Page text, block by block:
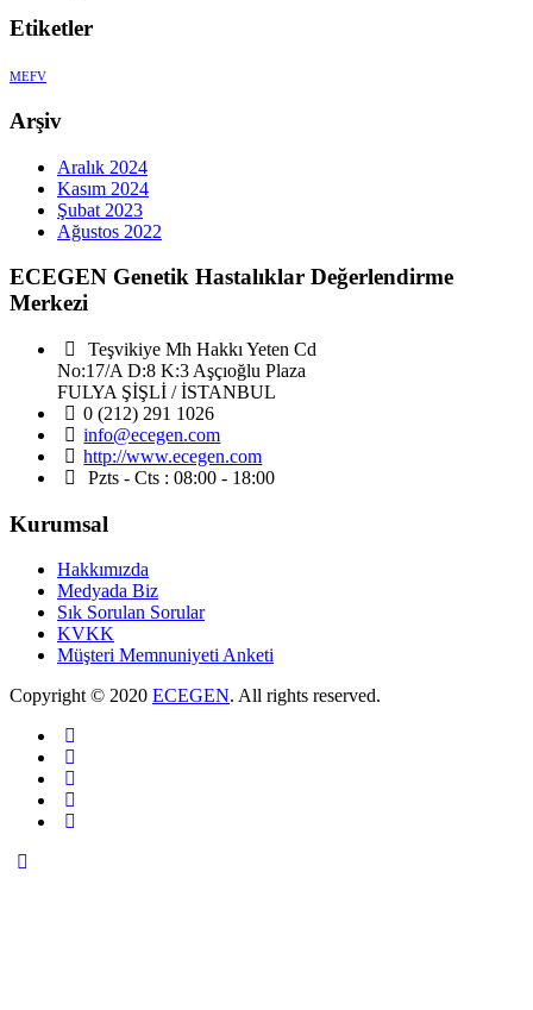
Etiketler
MEFV
Arşiv
Aralık 2024
Kasım 2024
Şubat 2023
Ağustos 2022
ECEGEN Genetik Hastalıklar Değerlendirme
Merkezi
Teşvikiye Mh Hakkı Yeten Cd
No:17/A D:8 K:3 Aşçıoğlu Plaza
FULYA ŞİŞLİ / İSTANBUL
0 (212) 291 1026
info@ecegen.com
http://www.ecegen.com
Pzts - Cts : 08:00 - 18:00
Kurumsal
Hakkımızda
Medyada Biz
Sık Sorulan Sorular
KVKK
Müşteri Memnuniyeti Anketi
Copyright © 2020 ECEGEN. All rights reserved.